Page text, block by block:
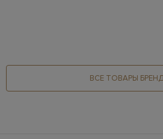
ВСЕ ТОВАРЫ